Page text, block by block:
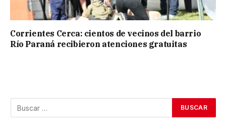
Corrientes Cerca: cientos de vecinos del barrio
Río Paraná recibieron atenciones gratuitas